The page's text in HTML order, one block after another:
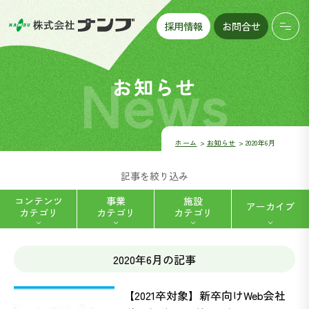
採用情報 お問合せ
お知らせ
News
ホーム お知らせ 2020年6月
記事を絞り込み
2020年6月の記事
【2021卒対象】新卒向けWeb会社
コンテンツ
カテゴリ
事業
カテゴリ
福祉用具レンタル・販売 (2)
施設
カテゴリ
ハートフルデイナンブ八帖 (5)
アーカイブ